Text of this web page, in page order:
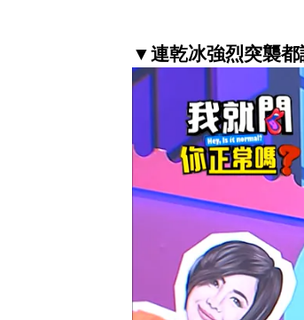
▼連乾冰強烈突襲都